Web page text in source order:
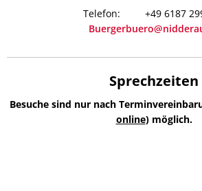
+49 6187
Sprechzeiten
Besuche sind nur nach
online) möglich.